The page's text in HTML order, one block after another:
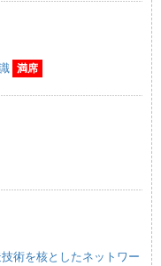
満席
術を核としたネットワー